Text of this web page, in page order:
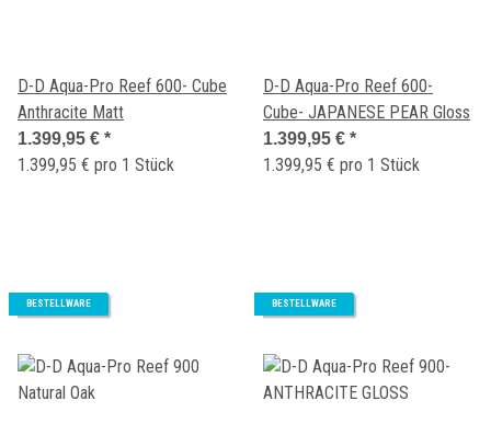
D-D Aqua-Pro Reef 600- Cube
Anthracite Matt
1.399,95 € *
1.399,95 € pro 1 Stück
D-D Aqua-Pro Reef 600-
Cube- JAPANESE PEAR Gloss
1.399,95 € *
1.399,95 € pro 1 Stück
BESTELLWARE BESTELLWARE